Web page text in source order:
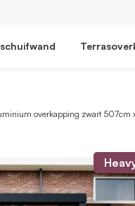
overkapping zwart 507cm